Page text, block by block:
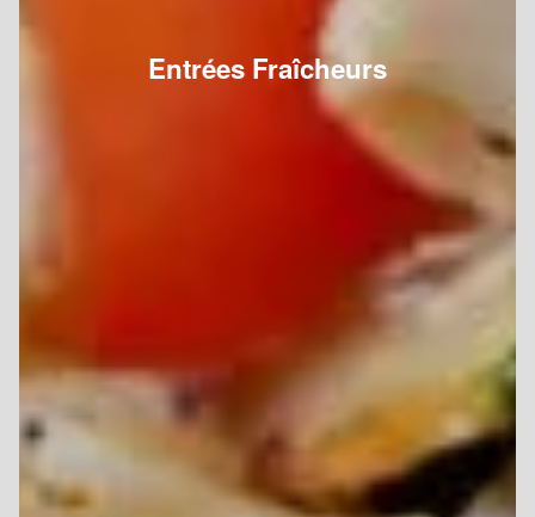
Entrées Fraîcheurs